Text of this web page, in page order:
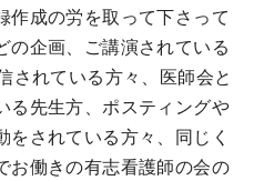
作成の労を取って下さって
の企画、ご講演されている
されている方々、医師会と
る先生方、ポスティングや
をされている方々、同じく
お働きの有志看護師の会の